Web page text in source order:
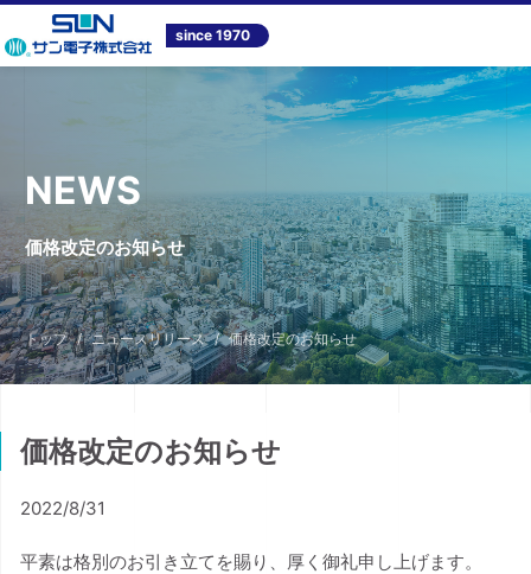
since 1970
NEWS
価格改定のお知らせ
トップ ニュースリリース 価格改定のお知らせ
価格改定のお知らせ
2022/8/31
平素は格別のお引き立てを賜り、厚く御礼申し上げます。